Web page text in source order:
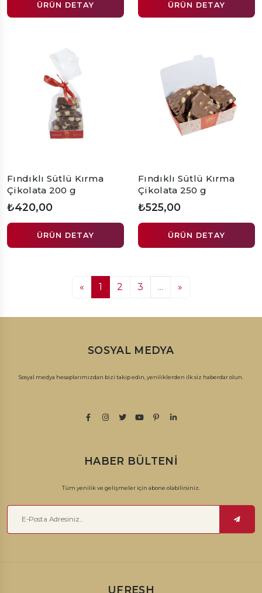
ÜRÜN DETAY ÜRÜN DETAY
Fındıklı Sütlü Kırma
Çikolata 200 g
₺420,00
ÜRÜN DETAY
Fındıklı Sütlü Kırma
Çikolata 250 g
₺525,00
ÜRÜN DETAY
« 1 2 3 ... »
SOSYAL MEDYA
Sosyal medya hesaplarımızdan bizi takip edin, yeniliklerden ilk siz haberdar olun.
HABER BÜLTENI
Tüm yenilik ve gelişmeler için abone olabilirsiniz.
UFRESH